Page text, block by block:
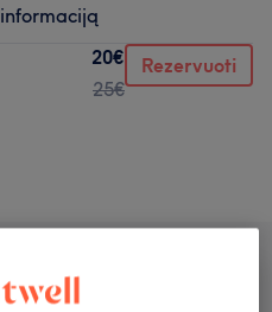
20€
25€
Rezervuoti